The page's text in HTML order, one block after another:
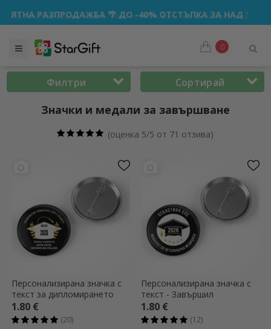
🌴 ДО -40% ОТСТЪПКА ЗА НАД 100
0
Филтри Сортирай
Значки и медали за завършване
(оценка 5/5 от 71 отзива)
Персонализирана значка с
текст за дипломирането
1.80 €
(20)
Персонализирана значка с
текст - Завършил
1.80 €
(12)